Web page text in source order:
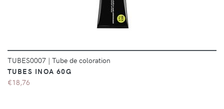
TUBES0007 | Tube de coloration
TUBES INOA 60G
€18,76